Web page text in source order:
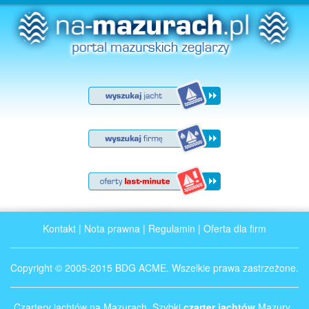
Kontakt | Nota prawna | Regulamin | Oferta dla firm
Copyright © 2005-2015 BDG ACME. Wszelkie prawa zastrzeżone.